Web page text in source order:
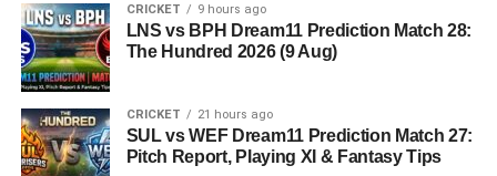
CRICKET 9 hours ago
LNS vs BPH Dream11 Prediction Match 28:
The Hundred 2026 (9 Aug)
CRICKET 21 hours ago
SUL vs WEF Dream11 Prediction Match 27:
Pitch Report, Playing XI & Fantasy Tips